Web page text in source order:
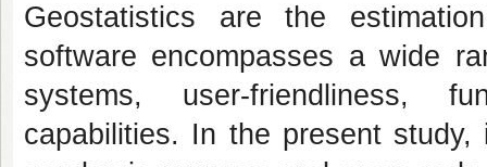
Geostatistics are the
software encompasses a wide
systems, user-friendliness,
capabilities. In the present